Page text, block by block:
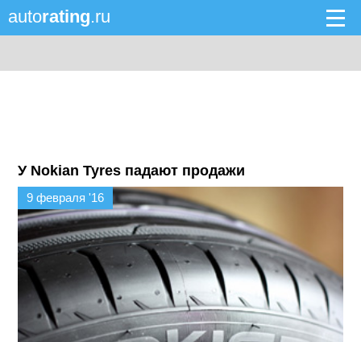
autorating.ru
У Nokian Tyres падают продажи
9 февраля '16